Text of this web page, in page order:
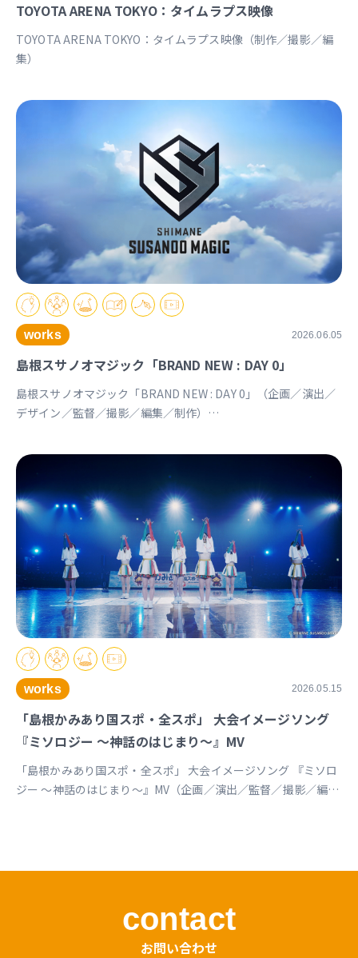
TOYOTA ARENA TOKYO：タイムラプス映像
TOYOTA ARENA TOKYO：タイムラプス映像（制作／撮影／編
集）
works 2026.06.05
島根スサノオマジック「BRAND NEW : DAY 0」
島根スサノオマジック「BRAND NEW : DAY 0」（企画／演出／
デザイン／監督／撮影／編集／制作）
works 2026.05.15
「島根かみあり国スポ・全スポ」 大会イメージソング
『ミソロジー ～神話のはじまり～』MV
「島根かみあり国スポ・全スポ」 大会イメージソング 『ミソロ
ジー ～神話のはじまり～』MV（企画／演出／監督／撮影／編
contact
お問い合わせ